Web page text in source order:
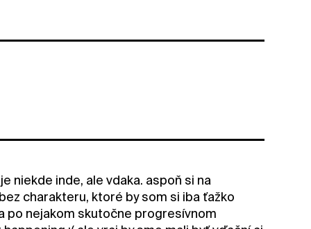
niekde inde, ale vdaka. aspoň si na
charakteru, ktoré by som si iba ťažko
po nejakom skutočne progresívnom